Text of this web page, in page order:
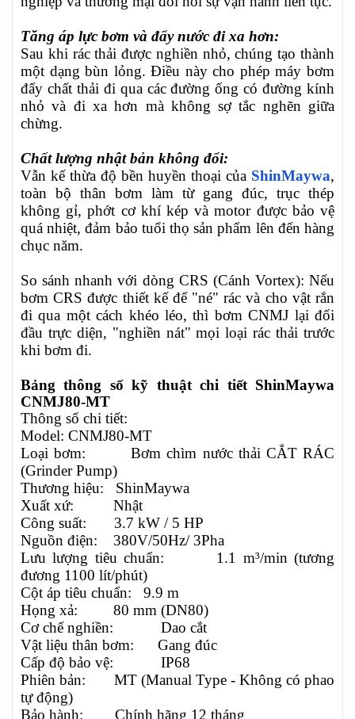
Tăng áp lực bơm và đẩy nước đi xa hơn:
Sau khi rác thải được nghiền nhỏ, chúng tạo thành
một dạng bùn lỏng. Điều này cho phép máy bơm
đẩy chất thải đi qua các đường ống có đường kính
nhỏ và đi xa hơn mà không sợ tắc nghẽn giữa
chừng.
Chất lượng nhật bản không đổi:
Vẫn kế thừa độ bền huyền thoại của ShinMaywa,
toàn bộ thân bơm làm từ gang đúc, trục thép
không gỉ, phớt cơ khí kép và motor được bảo vệ
quá nhiệt, đảm bảo tuổi thọ sản phẩm lên đến hàng
chục năm.
So sánh nhanh với dòng CRS (Cánh Vortex): Nếu
bơm CRS được thiết kế để "né" rác và cho vật rắn
đi qua một cách khéo léo, thì bơm CNMJ lại đối
đầu trực diện, "nghiền nát" mọi loại rác thải trước
khi bơm đi.
Bảng thông số kỹ thuật chi tiết ShinMaywa
CNMJ80-MT
Thông số chi tiết:
Model: CNMJ80-MT
Loại bơm:
Bơm chìm nước thải CẮT RÁC
(Grinder Pump)
Thương hiệu:
ShinMaywa
Xuất xứ:
Nhật
Công suất:
3.7 kW / 5 HP
Nguồn điện:
380V/50Hz/ 3Pha
Lưu lượng tiêu chuẩn: 1.1 m³/min (tương
đương 1100 lít/phút)
Cột áp tiêu chuẩn:
9.9 m
Họng xả:
80 mm (DN80)
Cơ chế nghiền:
Dao cắt
Vật liệu thân bơm:
Gang đúc
Cấp độ bảo vệ:
IP68
Phiên bản:
MT (Manual Type - Không có phao
tự động)
Bảo hành:
Chính hãng 12 tháng